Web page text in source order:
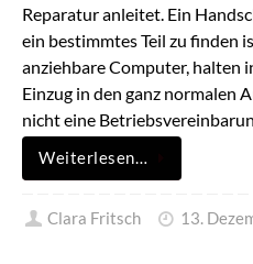
Reparatur anleitet. Ein
ein bestimmtes Teil zu finden
anziehbare Computer, halten
Einzug in den ganz normalen
nicht eine
Weiterlesen…
Clara Fritsch 13.